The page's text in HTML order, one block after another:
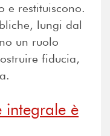
e restituiscono.
lungi dal
un ruolo
fiducia,
integrale è